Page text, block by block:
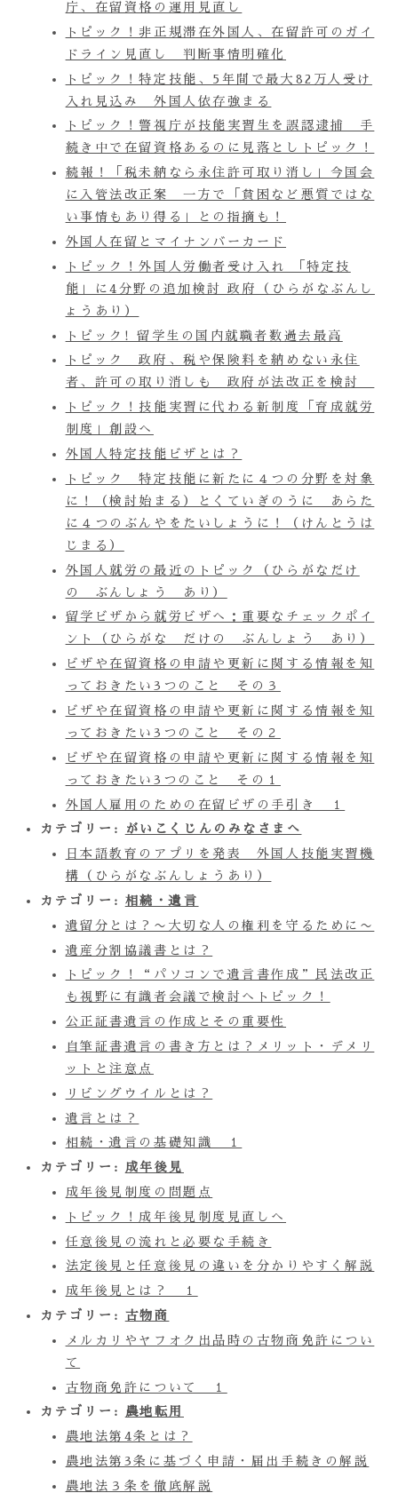
庁、在留資格の運用見直し
トピック！非正規滞在外国人、在留許可のガイ
ドライン見直し 判断事情明確化
トピック！特定技能、5年間で最大82万人受け
入れ見込み 外国人依存強まる
トピック！警視庁が技能実習生を誤認逮捕 手
続き中で在留資格あるのに見落としトピック！
続報！「税未納なら永住許可取り消し」今国会
に入管法改正案 一方で「貧困など悪質ではな
い事情もあり得る」との指摘も！
外国人在留とマイナンバーカード
トピック！外国人労働者受け入れ 「特定技
能」に4分野の追加検討 政府（ひらがなぶんし
ょうあり）
トピック! 留学生の国内就職者数過去最高
トピック 政府、税や保険料を納めない永住
者、許可の取り消しも 政府が法改正を検討
トピック！技能実習に代わる新制度「育成就労
制度」創設へ
外国人特定技能ビザとは？
トピック 特定技能に新たに４つの分野を対象
に！（検討始まる）とくていぎのうに あらた
に４つのぶんやをたいしょうに！（けんとうは
じまる）
外国人就労の最近のトピック（ひらがなだけ
の ぶんしょう あり）
留学ビザから就労ビザへ：重要なチェックポイ
ント（ひらがな だけの ぶんしょう あり）
ビザや在留資格の申請や更新に関する情報を知
っておきたい3つのこと その３
ビザや在留資格の申請や更新に関する情報を知
っておきたい3つのこと その２
ビザや在留資格の申請や更新に関する情報を知
っておきたい3つのこと その１
外国人雇用のための在留ビザの手引き １
カテゴリー:
がいこくじんのみなさまへ
日本語教育のアプリを発表 外国人技能実習機
構（ひらがなぶんしょうあり）
カテゴリー: 相続・遺言
遺留分とは？〜大切な人の権利を守るために〜
遺産分割協議書とは？
トピック！“パソコンで遺言書作成”民法改正
も視野に有識者会議で検討へトピック！
公正証書遺言の作成とその重要性
自筆証書遺言の書き方とは？メリット・デメリ
ットと注意点
リビングウイルとは？
遺言とは？
相続・遺言の基礎知識 １
カテゴリー: 成年後見
成年後見制度の問題点
トピック！成年後見制度見直しへ
任意後見の流れと必要な手続き
法定後見と任意後見の違いを分かりやすく解説
成年後見とは？ １
カテゴリー: 古物商
メルカリやヤフオク出品時の古物商免許につい
て
古物商免許について １
カテゴリー: 農地転用
農地法第4条とは？
農地法第3条に基づく申請・届出手続きの解説
農地法３条を徹底解説